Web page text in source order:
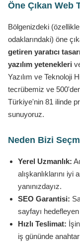
Öne Çıkan Web
Bölgenizdeki
odaklarındaki) öne
getiren yaratıcı
yazılım yetenekleri
Yazılım ve Teknoloji
tecrübemiz ve
Türkiye'nin 81 ilinde
sunuyoruz.
Neden Bizi
Yerel Uzmanlık:
alışkanlıklarını
yanınızdayız.
SEO Garantisi:
sayfayı
Hızlı Teslimat:
iş gününde